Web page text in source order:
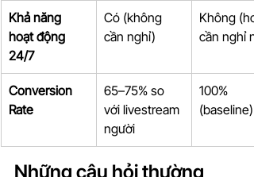
Khả năng
hoạt động
24/7
Có (không
cần nghỉ)
Không
cần nghỉ
Conversion
Rate
65–75% so
với livestream
người
100%
(baseline)
Những câu hỏi thường